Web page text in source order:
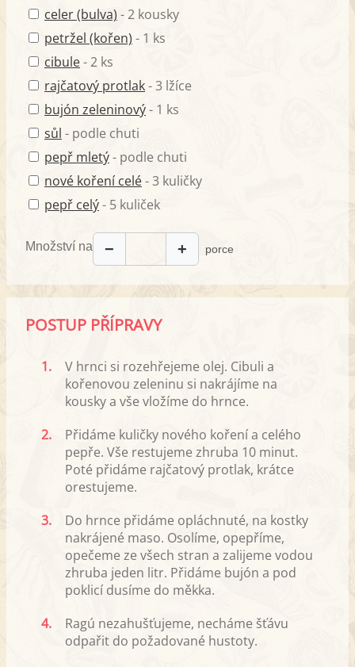
celer (bulva) - 2 kousky
petržel (kořen) - 1 ks
cibule- 2 ks
rajčatový protlak- 3 lžíce
bujón zeleninový- 1 ks
sůl - podle chuti
pepř mletý- podle chuti
nové koření celé- 3 kuličky
pepř celý- 5 kuliček
Množství na − + porce
POSTUP PŘÍPRAVY
1.
V hrnci si rozehřejeme olej. Cibuli a
kořenovou zeleninu si nakrájíme na
kousky a vše vložíme do hrnce.
2.
Přidáme kuličky nového koření a celého
pepře. Vše restujeme zhruba 10 minut.
Poté přidáme rajčatový protlak, krátce
orestujeme.
3.
Do hrnce přidáme opláchnuté, na kostky
nakrájené maso. Osolíme, opepříme,
opečeme ze všech stran a zalijeme vodou
zhruba jeden litr. Přidáme bujón a pod
poklicí dusíme do měkka.
4.
Ragú nezahušťujeme, necháme šťávu
odpařit do požadované hustoty.